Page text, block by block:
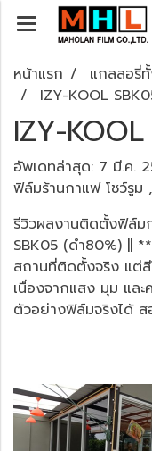
หน้าแรก แกลลอรี่
IZY-KOOL
IZY-
อัพเดทล่าสุด: 7 มี.ค.
ฟิล์มร้านกาแฟ โชว์รูม ,
รีวิวผลงานติดตั้งฟิล์ม
SBK05 (ดำ80%) ||
สถานที่ติดตั้งจริง แต่
เนื่องจากแสง มุม แล
ตัวอย่างฟิล์มจริงได้ ส